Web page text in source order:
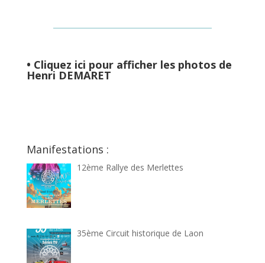
• Cliquez ici pour afficher les photos de
Henri DEMARET
Manifestations :
12ème Rallye des Merlettes
35ème Circuit historique de Laon